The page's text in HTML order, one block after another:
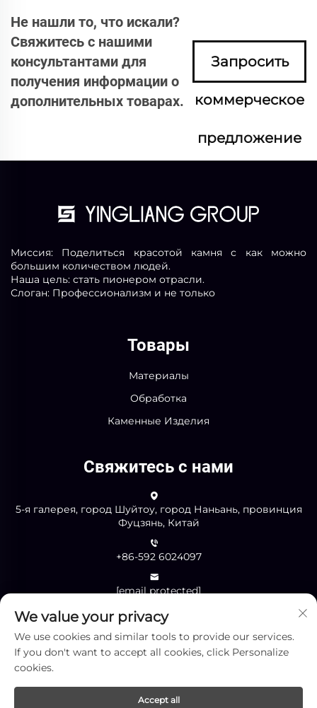
Не нашли то, что искали?
Свяжитесь с нашими
консультантами для
получения информации о
дополнительных товарах.
Запросить
коммерческое
предложение
Миссия: Поделиться красотой камня с как можно
большим количеством людей.
Наша цель: стать пионером отрасли.
Слоган: Профессионализм и не только
Товары
Материалы
Обработка
Каменные Изделия
Свяжитесь с нами
5-я галерея, город Шуйтоу, город Наньань, провинция
Фуцзянь, Китай
+86-592 6024097
[email protected]
Отправить
Авторские права © Xiamen Yingliang Stone Co.,Ltd. Все
We value your privacy
We use cookies and similar tools to provide our services.
If you don't want to accept all cookies, click Personalize
cookies.
Accept all